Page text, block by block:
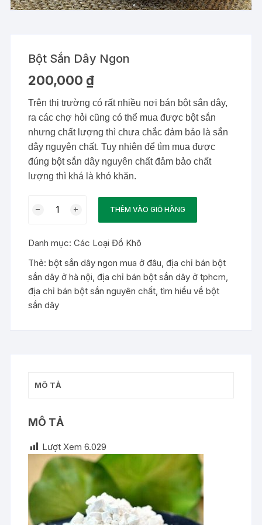
Bột Sắn Dây Ngon
200,000 ₫
Trên thị trường có rất nhiều nơi bán bột sắn dây,
ra các chợ hỏi cũng có thể mua được bột sắn
nhưng chất lượng thì chưa chắc đảm bảo là sắn
dây nguyên chất. Tuy nhiên để tìm mua được
đúng bột sắn dây nguyên chất đảm bảo chất
lượng thì khá là khó khăn.
Ngon
số
lượng
THÊM VÀO GIỎ HÀNG
Danh mục:Các Loại Đồ Khô
Thẻ:bột sắn dây ngon mua ở đâu ,địa chỉ bán bột
sắn dây ở hà nội ,địa chỉ bán bột sắn dây ở tphcm
địa chỉ bán bột sắn nguyên chất ,tìm hiểu về bột
sắn dây
MÔ TẢ
MÔ TẢ
Lượt Xem 6.029